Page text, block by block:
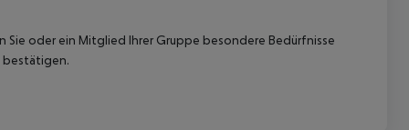
oder ein Mitglied Ihrer Gruppe besondere Bedürfnisse
bestätigen.